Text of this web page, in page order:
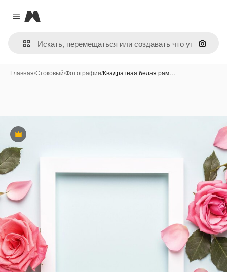
Close menu
Magnific
Поиск
Главная/Стоковый/Фотографии/Квадратная белая рам…
Премиум